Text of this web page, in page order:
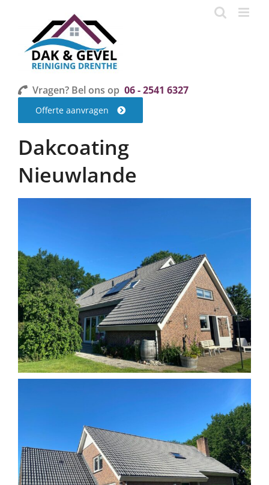
inhoud
Vragen? Bel ons op 06 - 2541 6327
Offerte aanvragen
Dakcoating
Nieuwlande